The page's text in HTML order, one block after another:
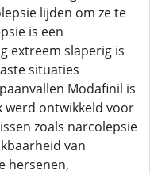
lijden om ze te
is een
extreem slaperig is
situaties
Modafinil is
werd ontwikkeld voor
zoals narcolepsie
van
hersenen,